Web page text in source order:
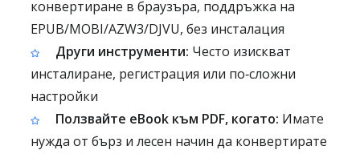
конвертиране в браузъра, поддръжка на
EPUB/MOBI/AZW3/DJVU, без инсталация
Други инструменти: Често изискват
инсталиране, регистрация или по‑сложни
настройки
Ползвайте eBook към PDF, когато: Имате
нужда от бърз и лесен начин да конвертирате